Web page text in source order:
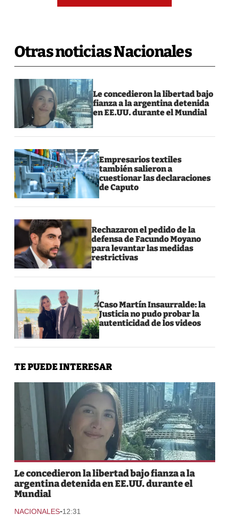
Otras noticias Nacionales
Le concedieron la libertad bajo
fianza a la argentina detenida
en EE.UU. durante el Mundial
Empresarios textiles
también salieron a
cuestionar las declaraciones
de Caputo
Rechazaron el pedido de la
defensa de Facundo Moyano
para levantar las medidas
restrictivas
Caso Martín Insaurralde: la
Justicia no pudo probar la
autenticidad de los videos
TE PUEDE INTERESAR
Le concedieron la libertad bajo fianza a la
argentina detenida en EE.UU. durante el
Mundial
NACIONALES-12:31